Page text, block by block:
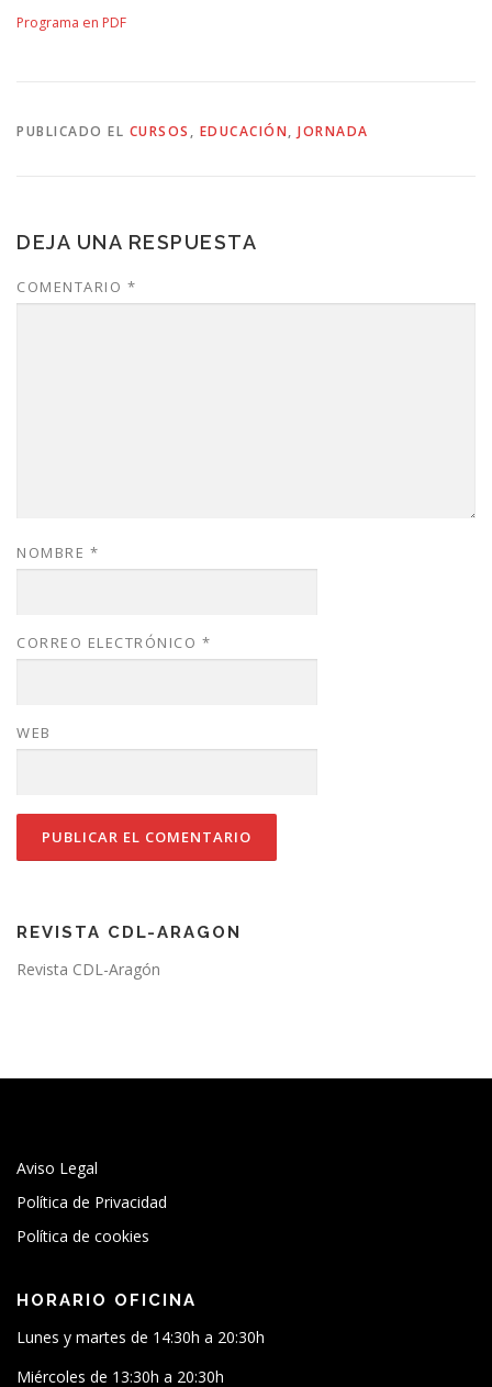
Programa en PDF
PUBLICADO EL CURSOS , EDUCACIÓN, JORNADA
DEJA UNA RESPUESTA
COMENTARIO *
NOMBRE *
CORREO ELECTRÓNICO *
WEB
REVISTA CDL-ARAGON
Revista CDL-Aragón
Aviso Legal
Política de Privacidad
Política de cookies
HORARIO OFICINA
Lunes y martes de 14:30h a 20:30h
Miércoles de 13:30h a 20:30h